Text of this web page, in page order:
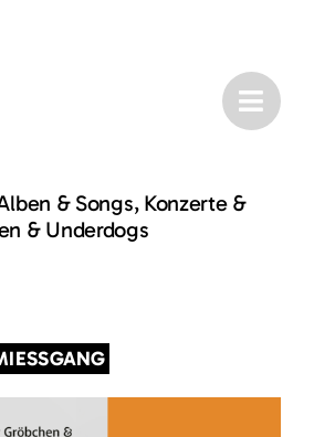
& Songs, Konzerte &
& Underdogs